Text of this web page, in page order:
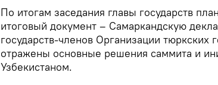
По итогам заседания главы государств
итоговый документ – Самаркандскую
государств-членов Организации тюркских
отражены основные решения саммита и
Узбекистаном.